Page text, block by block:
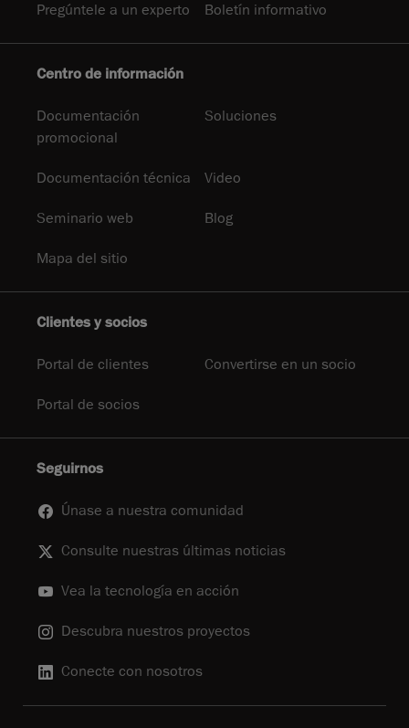
Pregúntele a un experto Boletín informativo
Centro de información
Documentación
promocional
Soluciones
Documentación técnica Video
Seminario web Blog
Mapa del sitio
Clientes y socios
Portal de clientes Convertirse en un socio
Portal de socios
Seguirnos
Únase a nuestra comunidad
Consulte nuestras últimas noticias
Vea la tecnología en acción
Descubra nuestros proyectos
Conecte con nosotros